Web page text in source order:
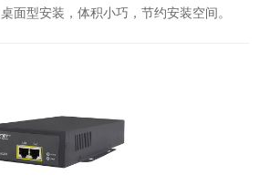
面型安装，体积小巧，节约安装空间。